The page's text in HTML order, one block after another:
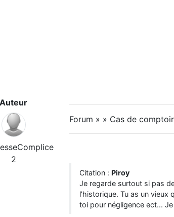
Auteur
2
Forum » » Cas de
Citation : Piroy
Je regarde surtout si pas
l'historique. Tu as un vieux
toi pour négligence ect...